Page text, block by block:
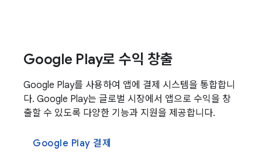
Google Play로 수익 창출
Google Play를 사용하여 앱에 결제 시스템을 통합합니
다. Google Play는 글로벌 시장에서 앱으로 수익을 창
출할 수 있도록 다양한 기능과 지원을 제공합니다.
Google Play 결제